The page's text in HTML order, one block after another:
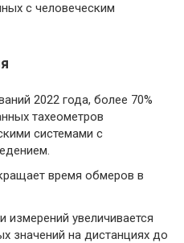
с человеческим
2022 года, более 70%
тахеометров
системами с
время обмеров в
измерений увеличивается
значений на дистанциях до